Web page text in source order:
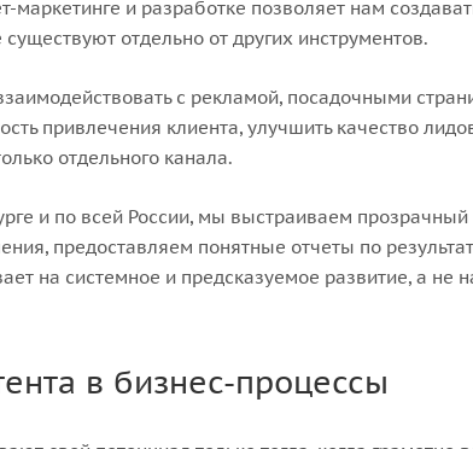
маркетинге и разработке позволяет нам
отдельно от других инструментов.
с рекламой, посадочными
привлечения клиента, улучшить качество
отдельного канала.
и по всей России, мы выстраиваем
предоставляем понятные отчеты по
на системное и предсказуемое развитие, а не
в бизнес-процессы